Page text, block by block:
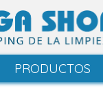
PRODUCTOS